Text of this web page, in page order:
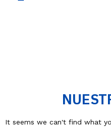
It seems we can't find what